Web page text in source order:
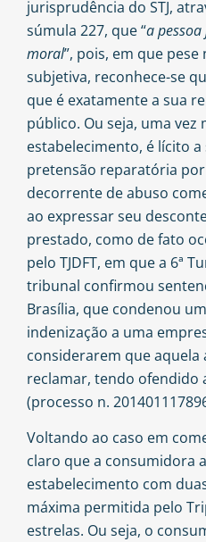
jurisprudência do STJ,
súmula 227, que “a
moral”, pois, em que
subjetiva, reconhece-se
que é exatamente a sua
público. Ou seja, uma vez
estabelecimento, é lícito
pretensão reparatória
decorrente de abuso
ao expressar seu
prestado, como de fato
pelo TJDFT, em que a 6ª
tribunal confirmou
Brasília, que condenou
indenização a uma
considerarem que
reclamar, tendo ofendido
(processo n.
Voltando ao caso em
claro que a consumidora
estabelecimento com
máxima permitida pelo
estrelas. Ou seja, o